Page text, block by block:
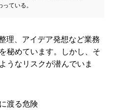
ている。
理、アイデア発想など業務
秘めています。しかし、そ
うなリスクが潜んでいま
渡る危険